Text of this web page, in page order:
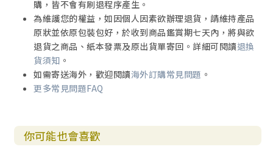
購，皆不會有刷退程序產生。
為維護您的權益，如因個人因素欲辦理退貨，請維持產品
原狀並依原包裝包好，於收到商品鑑賞期七天內，將與欲
退貨之商品、紙本發票及原出貨單寄回。詳細可閱讀退換
貨須知 。
如需寄送海外，歡迎閱讀海外訂購常見問題 。
更多常見問題FAQ
你可能也會喜歡